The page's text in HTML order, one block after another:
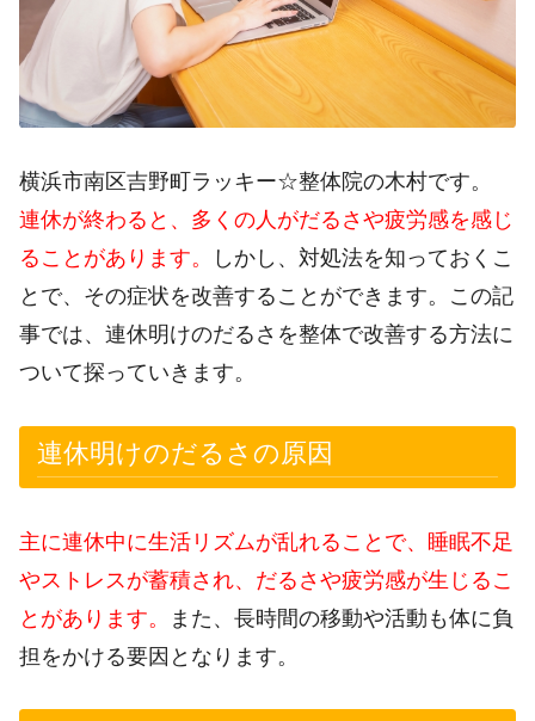
横浜市南区吉野町ラッキー☆整体院の木村です。
連休が終わると、多くの人がだるさや疲労感を感じ
ることがあります。
しかし、対処法を知っておくこ
とで、その症状を改善することができます。この記
事では、連休明けのだるさを整体で改善する方法に
ついて探っていきます。
連休明けのだるさの原因
主に連休中に生活リズムが乱れることで、睡眠不足
やストレスが蓄積され、だるさや疲労感が生じるこ
とがあります。
また、長時間の移動や活動も体に負
担をかける要因となります。